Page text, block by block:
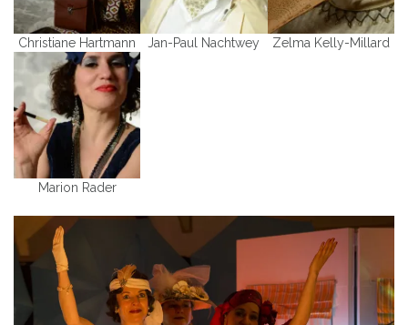
Christiane Hartmann Jan-Paul Nachtwey Zelma Kelly-Millard
Marion Rader